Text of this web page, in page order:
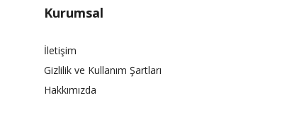
Kurumsal
İletişim
Gizlilik ve Kullanım Şartları
Hakkımızda